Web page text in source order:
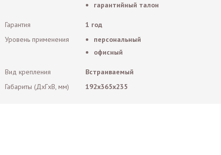
гарантийный талон
Гарантия
1 год
Уровень применения
персональный
офисный
Вид крепления
Встраиваемый
Габариты (ДxГxВ, мм)
192x365x235